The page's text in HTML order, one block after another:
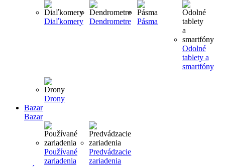
Diaľkomery Dendrometre Pásma
Odolné
tablety a
smartfóny
Drony
Bazar
Bazar
Používané
zariadenia
Predvádzacie
zariadenia